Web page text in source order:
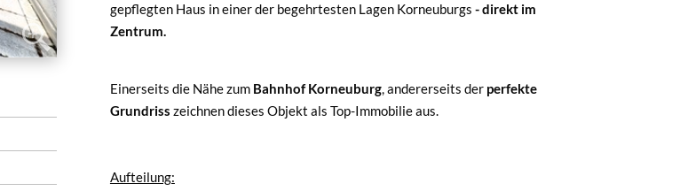
gepflegten Haus in einer der begehrtesten Lagen Korneuburgs - direkt im
Zentrum.
Einerseits die Nähe zum Bahnhof Korneuburg, andererseits der perfekte
Grundriss zeichnen dieses Objekt als Top-Immobilie aus.
Aufteilung: